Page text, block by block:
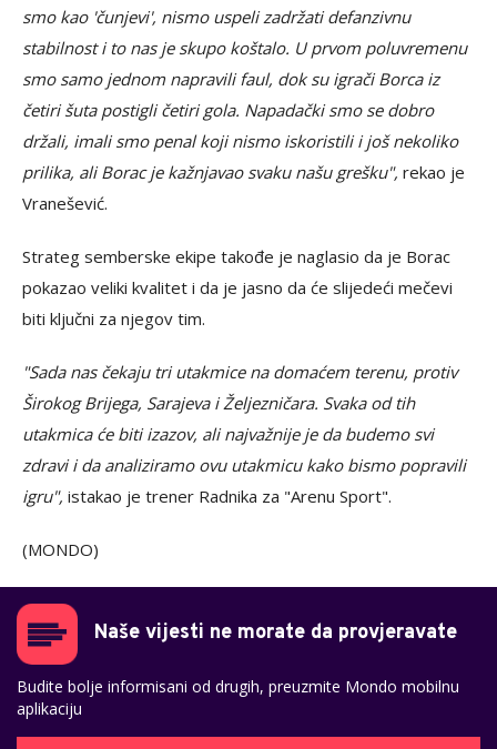
smo kao 'čunjevi', nismo uspeli zadržati defanzivnu
stabilnost i to nas je skupo koštalo. U prvom poluvremenu
smo samo jednom napravili faul, dok su igrači Borca iz
četiri šuta postigli četiri gola. Napadački smo se dobro
držali, imali smo penal koji nismo iskoristili i još nekoliko
prilika, ali Borac je kažnjavao svaku našu grešku", rekao je
Vranešević.
Strateg semberske ekipe takođe je naglasio da je Borac
pokazao veliki kvalitet i da je jasno da će slijedeći mečevi
biti ključni za njegov tim.
"Sada nas čekaju tri utakmice na domaćem terenu, protiv
Širokog Brijega, Sarajeva i Željezničara. Svaka od tih
utakmica će biti izazov, ali najvažnije je da budemo svi
zdravi i da analiziramo ovu utakmicu kako bismo popravili
igru", istakao je trener Radnika za "Arenu Sport".
(MONDO)
Naše vijesti ne morate da provjeravate
Budite bolje informisani od drugih, preuzmite Mondo mobilnu
aplikaciju